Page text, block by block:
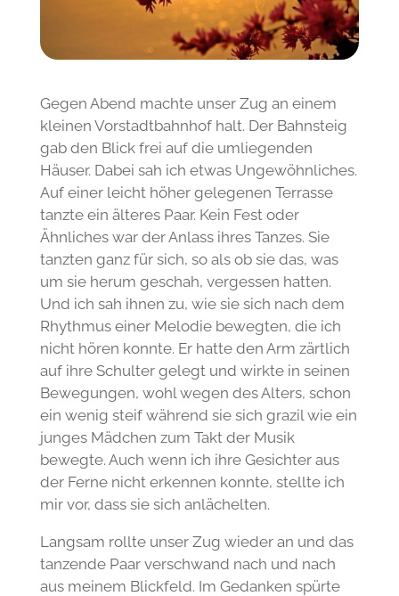
Gegen Abend machte unser Zug an einem
kleinen Vorstadtbahnhof halt. Der Bahnsteig
gab den Blick frei auf die umliegenden
Häuser. Dabei sah ich etwas Ungewöhnliches.
Auf einer leicht höher gelegenen Terrasse
tanzte ein älteres Paar. Kein Fest oder
Ähnliches war der Anlass ihres Tanzes. Sie
tanzten ganz für sich, so als ob sie das, was
um sie herum geschah, vergessen hatten.
Und ich sah ihnen zu, wie sie sich nach dem
Rhythmus einer Melodie bewegten, die ich
nicht hören konnte. Er hatte den Arm zärtlich
auf ihre Schulter gelegt und wirkte in seinen
Bewegungen, wohl wegen des Alters, schon
ein wenig steif während sie sich grazil wie ein
junges Mädchen zum Takt der Musik
bewegte. Auch wenn ich ihre Gesichter aus
der Ferne nicht erkennen konnte, stellte ich
mir vor, dass sie sich anlächelten.
Langsam rollte unser Zug wieder an und das
tanzende Paar verschwand nach und nach
aus meinem Blickfeld. Im Gedanken spürte